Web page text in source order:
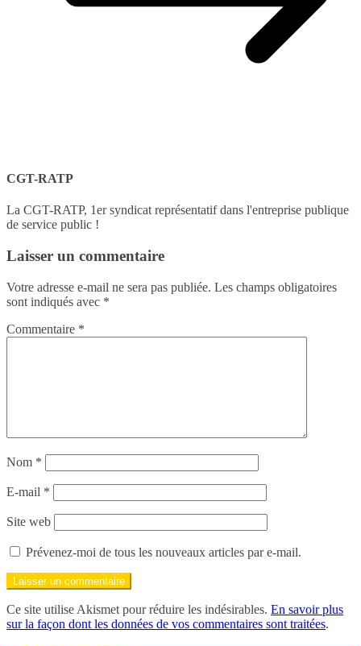
CGT-RATP
La CGT-RATP, 1er syndicat représentatif dans l'entreprise publique
de service public !
Laisser un commentaire
Votre adresse e-mail ne sera pas publiée. Les champs obligatoires
sont indiqués avec *
Commentaire *
Nom *
E-mail *
Site web
Prévenez-moi de tous les nouveaux articles par e-mail.
Ce site utilise Akismet pour réduire les indésirables. En savoir plus
sur la façon dont les données de vos commentaires sont traitées.